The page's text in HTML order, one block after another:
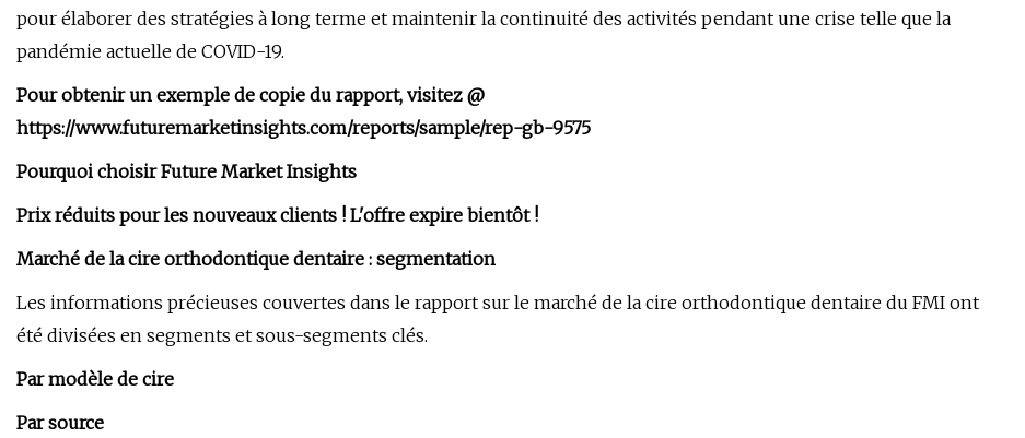
pour élaborer des stratégies à long terme et maintenir la continuité des activités pendant une crise telle que la
pandémie actuelle de COVID-19.
Pour obtenir un exemple de copie du rapport, visitez @
https://www.futuremarketinsights.com/reports/sample/rep-gb-9575
Pourquoi choisir Future Market Insights
Prix ​​réduits pour les nouveaux clients ! L'offre expire bientôt !
Marché de la cire orthodontique dentaire : segmentation
Les informations précieuses couvertes dans le rapport sur le marché de la cire orthodontique dentaire du FMI ont
été divisées en segments et sous-segments clés.
Par modèle de cire
Par source